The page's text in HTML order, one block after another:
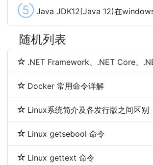
⑤ Java JDK12(Java 12)在windows上的安装
随机列表
.NET Framework、.NET Core、.NET 5、.NET 6和
Docker 常用命令详解
Linux系统简介及各发行版之间区别
Linux getsebool 命令
Linux gettext 命令